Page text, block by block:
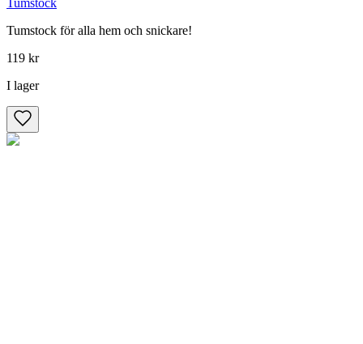
Tumstock
Tumstock för alla hem och snickare!
119 kr
I lager